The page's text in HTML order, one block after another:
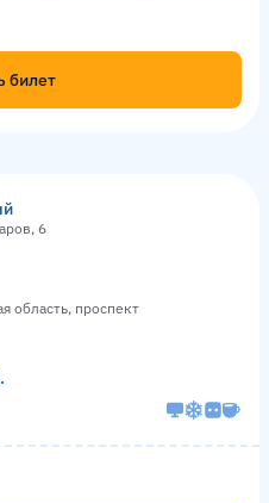
билет
6
область, проспект